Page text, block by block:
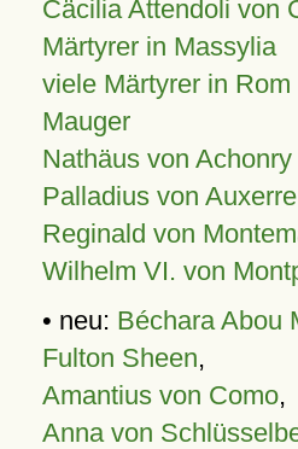
Cäcilia Attendoli von
Märtyrer in Massylia
viele Märtyrer in Rom
Mauger
Nathäus von Achonry
Palladius von Auxerre
Reginald von
Wilhelm VI. von
• neu: Béchara Abou
Fulton Sheen,
Amantius von Como,
Anna von